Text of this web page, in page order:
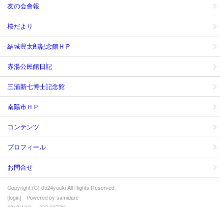
友の会會報
桜だより
結城豊太郎記念館ＨＰ
赤湯公民館日記
三浦新七博士記念館
南陽市ＨＰ
コンテンツ
プロフィール
お問合せ
Copyright (C) 0524yuuki All Rights Reserved.
[login] Powered by samidare